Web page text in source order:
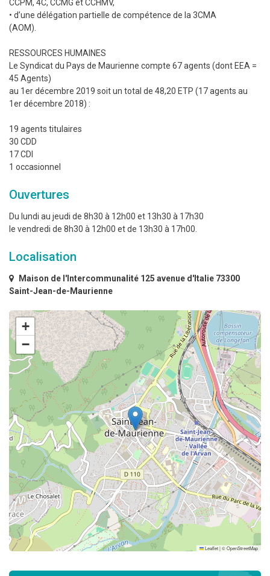
CCPM, 4C, CCMG et CCHMV,
• d’une délégation partielle de compétence de la 3CMA
(AOM).
RESSOURCES HUMAINES
Le Syndicat du Pays de Maurienne compte 67 agents (dont EEA =
45 Agents)
au 1er décembre 2019 soit un total de 48,20 ETP (17 agents au
1er décembre 2018) :
19 agents titulaires
30 CDD
17 CDI
1 occasionnel
Ouvertures
Du lundi au jeudi de 8h30 à 12h00 et 13h30 à 17h30
le vendredi de 8h30 à 12h00 et de 13h30 à 17h00.
Localisation
Maison de l'Intercommunalité 125 avenue d'Italie 73300
Saint-Jean-de-Maurienne
+
−
Leaflet|©OpenStreetMap